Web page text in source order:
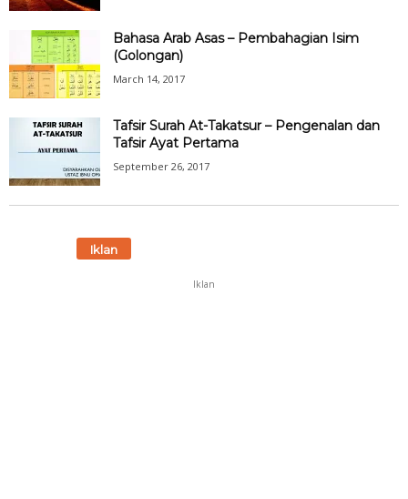
Bahasa Arab Asas – Pembahagian Isim
(Golongan)
March 14, 2017
Tafsir Surah At-Takatsur – Pengenalan dan
Tafsir Ayat Pertama
September 26, 2017
Iklan
Iklan